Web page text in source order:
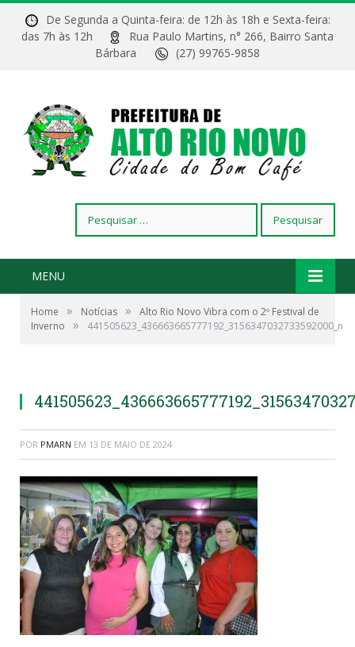
De Segunda a Quinta-feira: de 12h às 18h e Sexta-feira:
das 7h às 12h
Rua Paulo Martins, n° 266, Bairro Santa
Bárbara
(27) 99765-9858
por:
MENU
Home » Notícias »
Alto Rio Novo Vibra com o 2º Festival de
Inverno
» 441505623_436663665777192_3156347032733592000_n
POR PMARN EM 13 DE MAIO DE 2024